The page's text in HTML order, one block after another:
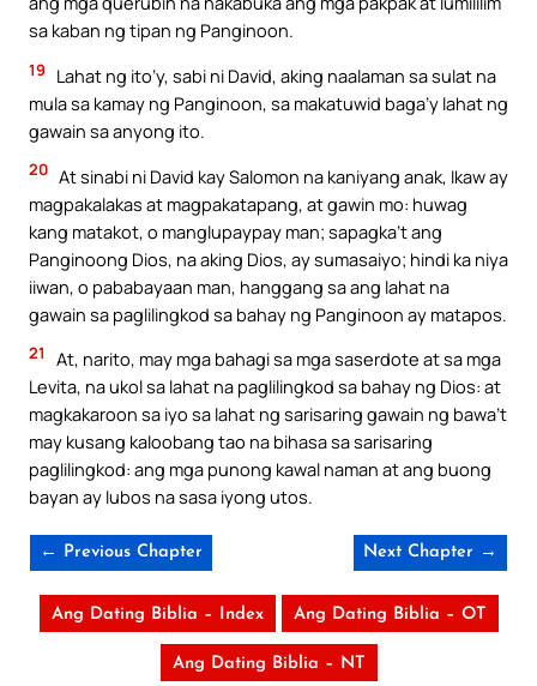
sa kaban ng tipan ng Panginoon.
19
Lahat ng ito’y, sabi ni David, aking naalaman sa sulat na
mula sa kamay ng Panginoon, sa makatuwid baga’y lahat ng
gawain sa anyong ito.
20 At sinabi ni David kay Salomon na kaniyang anak, Ikaw ay
magpakalakas at magpakatapang, at gawin mo: huwag
kang matakot, o manglupaypay man; sapagka’t ang
Panginoong Dios, na aking Dios, ay sumasaiyo; hindi ka niya
iiwan, o pababayaan man, hanggang sa ang lahat na
gawain sa paglilingkod sa bahay ng Panginoon ay matapos.
21
At, narito, may mga bahagi sa mga saserdote at sa mga
Levita, na ukol sa lahat na paglilingkod sa bahay ng Dios: at
magkakaroon sa iyo sa lahat ng sarisaring gawain ng bawa’t
may kusang kaloobang tao na bihasa sa sarisaring
paglilingkod: ang mga punong kawal naman at ang buong
bayan ay lubos na sasa iyong utos.
← Previous Chapter Next Chapter →
Ang Dating Biblia – Index Ang Dating Biblia – OT
Ang Dating Biblia – NT